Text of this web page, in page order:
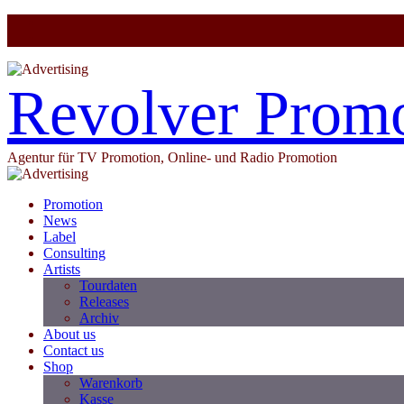
Revolver
Agentur für TV Promotion, Online- und Radio Promotion
Promotion
News
Label
Consulting
Artists
Tourdaten
Releases
Archiv
About us
Contact us
Shop
Warenkorb
Kasse